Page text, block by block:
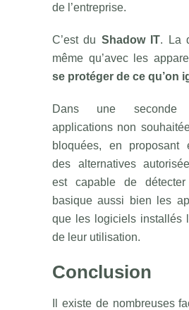
de l’entreprise.
C’est du Shadow IT. La
même qu’avec les
se protéger de ce qu’on
Dans une seconde
applications non
bloquées, en proposant
des alternatives
est capable de
basique aussi bien les
que les logiciels installés
de leur utilisation.
Conclusion
Il existe de nombreuses